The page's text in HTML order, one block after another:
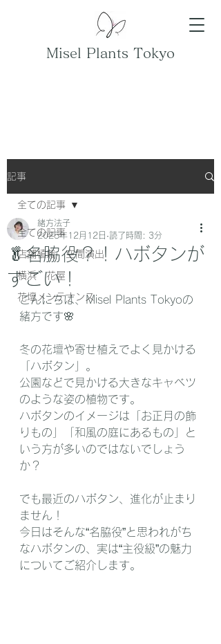
Misel Plants Tokyo
記事
全ての記事
店舗植栽 空間演出
横浜 花屋
花壇メンテナンス
全ての記事
🥬名脇役？！ハボタンが
すごい！
緒方法子
2025年12月12日 読了時間: 3分
こんにちは、Misel Plants Tokyoの
緒方です🌸
冬の花壇や寄せ植えでよく見かける
「ハボタン」。
公園などで見かける大きなキャベツ
のような姿の植物です。
ハボタンのイメージは「お正月の飾
りもの」「和風の庭にあるもの」と
いう方が多いのではないでしょう
か？
でも最近のハボタン、進化が止まり
ません！
今日はそんな“名脇役”と思われがち
なハボタンの、実は“主役級”の魅力
についてご紹介します。